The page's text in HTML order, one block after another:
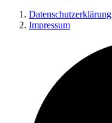
Datenschutzerklärung
Impressum